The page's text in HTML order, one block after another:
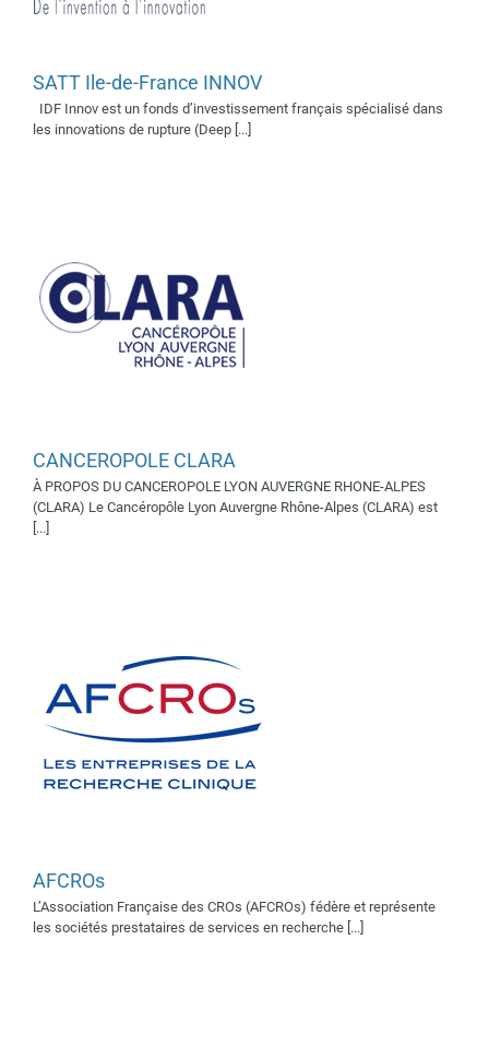
SATT Ile-de-France INNOV
IDF Innov est un fonds d’investissement français spécialisé dans
les innovations de rupture (Deep [...]
CANCEROPOLE CLARA
Supporter 2023 Supporter
2025 Supporters 2019
CANCEROPOLE CLARA
À PROPOS DU CANCEROPOLE LYON AUVERGNE RHONE-ALPES
(CLARA) Le Cancéropôle Lyon Auvergne Rhône-Alpes (CLARA) est
[...]
AFCROs
L’Association Française des CROs (AFCROs) fédère et représente
les sociétés prestataires de services en recherche [...]
BioValley France
Supporters 2019 Supporters
2022